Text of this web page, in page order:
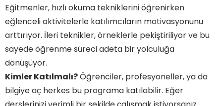
Eğitmenler, hızlı okuma tekniklerini öğrenirken
eğlenceli aktivitelerle katılımcıların motivasyonunu
arttırıyor. İleri teknikler, örneklerle pekiştiriliyor ve bu
sayede öğrenme süreci adeta bir yolculuğa
dönüşüyor.
Kimler Katılmalı?Öğrenciler, profesyoneller, ya da
bilgiye aç herkes bu programa katılabilir. Eğer